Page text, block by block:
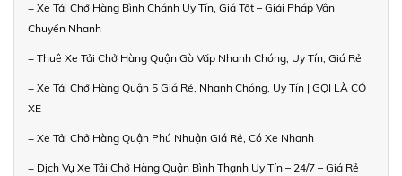
+ Xe Tải Chở Hàng Bình Chánh Uy Tín, Giá Tốt – Giải Pháp Vận
Chuyển Nhanh
+ Thuê Xe Tải Chở Hàng Quận Gò Vấp Nhanh Chóng, Uy Tín, Giá Rẻ
+ Xe Tải Chở Hàng Quận 5 Giá Rẻ, Nhanh Chóng, Uy Tín | GỌI LÀ CÓ
XE
+ Xe Tải Chở Hàng Quận Phú Nhuận Giá Rẻ, Có Xe Nhanh
+ Dịch Vụ Xe Tải Chở Hàng Quận Bình Thạnh Uy Tín – 24/7 – Giá Rẻ